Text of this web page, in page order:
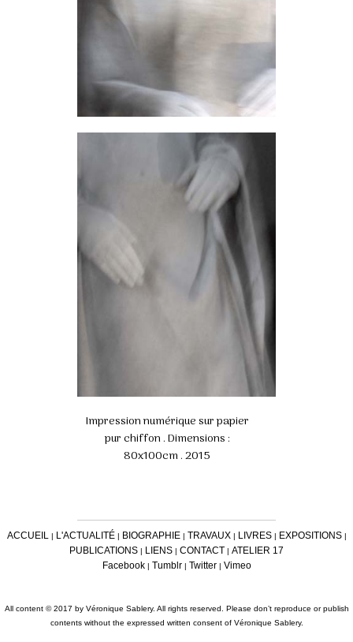
Impression numérique sur papier
pur chiffon . Dimensions :
80x100cm . 2015
ACCUEIL | L'ACTUALITÉ | BIOGRAPHIE | TRAVAUX | LIVRES| EXPOSITIONS|
PUBLICATIONS | LIENS | CONTACT | ATELIER 17
Facebook| Tumblr| Twitter| Vimeo
All content © 2017 by Véronique Sablery. All rights reserved. Please don’t reproduce or publish
contents without the expressed written consent of Véronique Sablery.